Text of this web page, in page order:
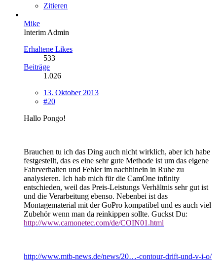
Zitieren
Mike
Interim Admin
Erhaltene Likes
533
Beiträge
1.026
13. Oktober 2013
#20
Hallo Pongo!
Brauchen tu ich das Ding auch nicht wirklich, aber ich habe
festgestellt, das es eine sehr gute Methode ist um das eigene
Fahrverhalten und Fehler im nachhinein in Ruhe zu
analysieren. Ich hab mich für die CamOne infinity
entschieden, weil das Preis-Leistungs Verhältnis sehr gut ist
und die Verarbeitung ebenso. Nebenbei ist das
Montagematerial mit der GoPro kompatibel und es auch viel
Zubehör wenn man da reinkippen sollte. Guckst Du:
http://www.camonetec.com/de/COIN01.html
http://www.mtb-news.de/news/20…-contour-drift-und-v-i-o/